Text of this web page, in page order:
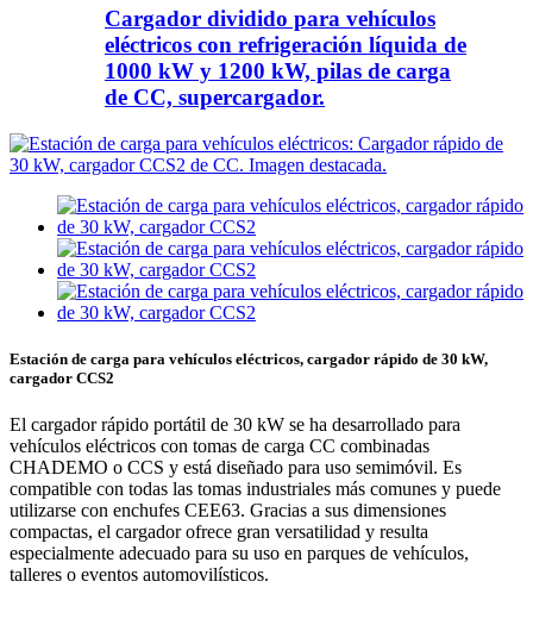
Cargador dividido para vehículos
eléctricos con refrigeración líquida de
1000 kW y 1200 kW, pilas de carga
de CC, supercargador.
Estación de carga para vehículos eléctricos, cargador rápido de 30 kW,
cargador CCS2
El cargador rápido portátil de 30 kW se ha desarrollado para
vehículos eléctricos con tomas de carga CC combinadas
CHADEMO o CCS y está diseñado para uso semimóvil. Es
compatible con todas las tomas industriales más comunes y puede
utilizarse con enchufes CEE63. Gracias a sus dimensiones
compactas, el cargador ofrece gran versatilidad y resulta
especialmente adecuado para su uso en parques de vehículos,
talleres o eventos automovilísticos.